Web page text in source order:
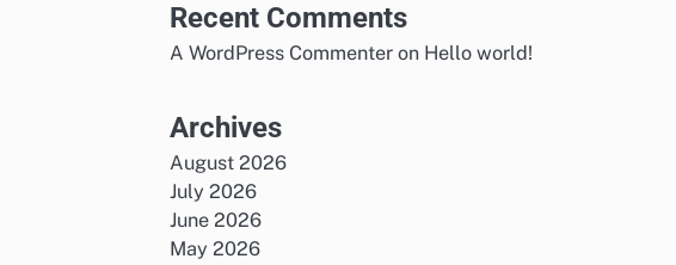
Recent Comments
A WordPress Commenter on Hello world!
Archives
August 2026
July 2026
June 2026
May 2026